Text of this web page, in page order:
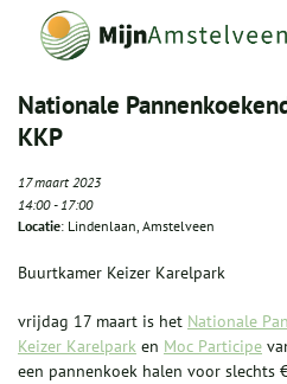
Nationale
KKP
17 maart 2023
14:00-17:00
Locatie: Lindenlaan, Amstelveen
Buurtkamer Keizer Karelpark
vrijdag 17 maart is het Nationale
Keizer Karelpark en Moc Participe
een pannenkoek halen voor slechts